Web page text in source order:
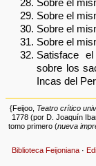
Sobre el
Sobre el
Sobre el
Satisface
sobre los
Incas del
{Feijoo, Teatro crítico
1778 (por D. Joaquín
tomo primero (nueva
Biblioteca Feijoniana ·